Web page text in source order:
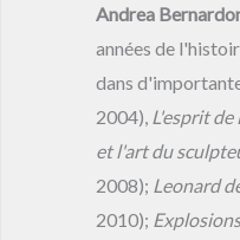
Andrea
années de
dans
2004), L'esprit de
et l'art du
2008); Leonard
2010);